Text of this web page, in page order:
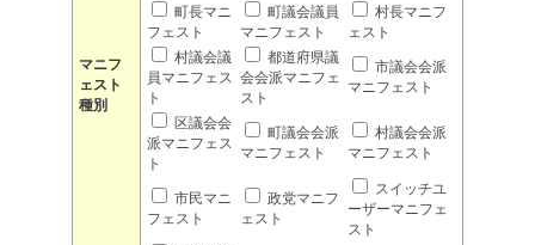
マニフ
ェスト
種別
町長マニ
フェスト
町議会議員
マニフェスト
村長マニフ
ェスト
村議会議
員マニフェス
ト
都道府県議
会会派マニフェ
スト
市議会会派
マニフェスト
区議会会
派マニフェス
ト
町議会会派
マニフェスト
村議会会派
マニフェスト
市民マニ
フェスト
政党マニフ
ェスト
スイッチユ
ーザーマニフェ
スト